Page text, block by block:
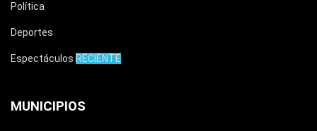
Política
Deportes
Espectáculos RECIENTE
MUNICIPIOS